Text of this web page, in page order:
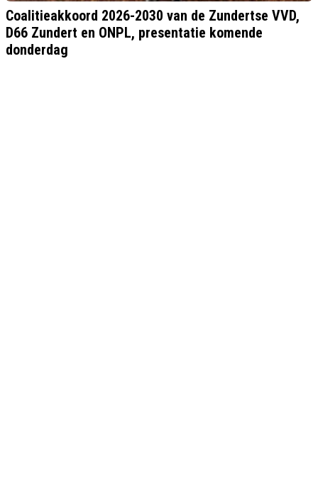
Coalitieakkoord 2026-2030 van de Zundertse VVD,
D66 Zundert en ONPL, presentatie komende
donderdag